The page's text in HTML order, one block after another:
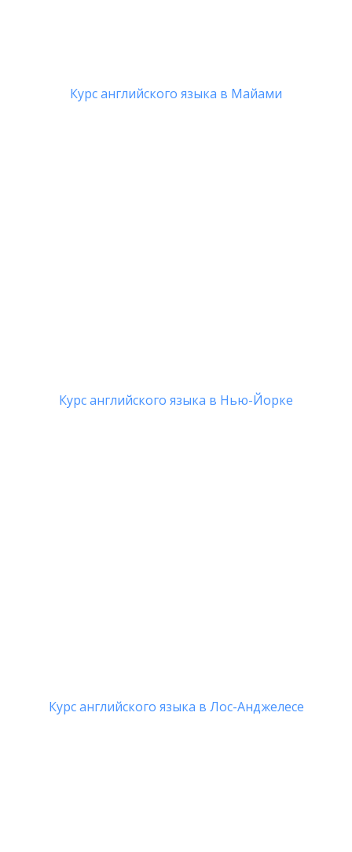
Курс английского языка в Майами
Курс английского языка в Нью-Йорке
Курс английского языка в Лос-Анджелесе